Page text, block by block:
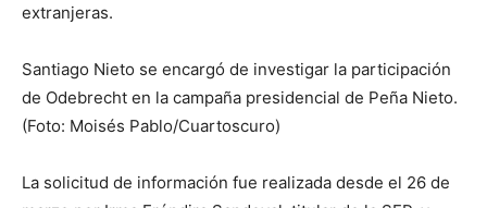
extranjeras.
Santiago Nieto se encargó de investigar la participación
de Odebrecht en la campaña presidencial de Peña Nieto.
(Foto: Moisés Pablo/Cuartoscuro)
La solicitud de información fue realizada desde el 26 de